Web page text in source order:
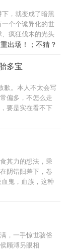
，就变成了暗黑
个个诡异化的世
疯狂伐木的光头
徊… 空荡荡的青
双羊角撕裂天
镇的血腥小红帽
下的… 皇宫中的
热腾腾的锅气，
一只没有脑袋的
总在夜晚浮出水
都让人感到绝望
得到一个能力。
己的树皮＋狗熊
无敌怪兽的触手
曲之手 光头强的
轮光器 枭诡的羽
球＋被污染的铁
来，他便是邪
名状者！万物归
出场！；不猜？
多宝
歉。本人不太会写
偏多，不怎么走
要是实在看不下
总有一款适合
后暴富了。 注意
任务道德感不
其力的想法，乘
阴错阳差下，卷
鬼，血族，这种
的存在？ 血狩
好像很酷啊？ 但
铁，为什么一转
吧？！
，一手惊世骇俗
顾溥另眼相